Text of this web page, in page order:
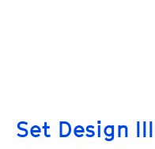
Set Design III